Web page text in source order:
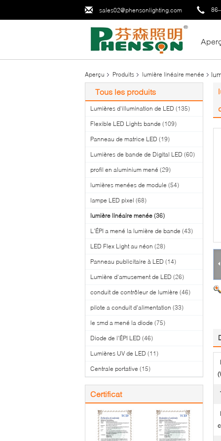
sales02@phensonlighting.com
Aperçu Produits lumière linéaire menée
Tous les produits
Lumières d'illumination de LED (135)
Flexible LED Lights bande (109)
Panneau de matrice LED (19)
Lumières de bande de Digital LED (60)
profil en aluminium mené (29)
lumières menées de module (54)
lampe LED pixel (68)
lumière linéaire menée (36)
L'ÉPI a mené la lumière de bande (43)
LED Flex Light au néon (28)
Panneau publicitaire à LED (14)
Lumière d'amusement de LED (26)
conduit de contrôleur de lumière (46)
pilote a conduit d'alimentation (33)
le smd a mené la diode (75)
Diode de l'ÉPI LED (46)
Lumières UV de LED (11)
Centrale portative (15)
Certificat